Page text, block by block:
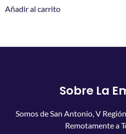
Añadir al carrito
Sobre La
Somos de San Antonio, V
Remotamente a